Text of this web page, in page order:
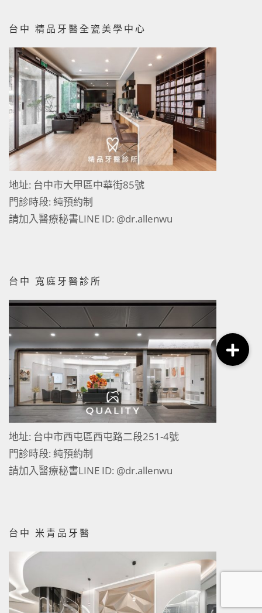
台中 精品牙醫全瓷美學中心
地址: 台中市大甲區中華街85號
門診時段: 純預約制
請加入醫療秘書LINE ID: @dr.allenwu
台中 寬庭牙醫診所
地址: 台中市西屯區西屯路二段251-4號
門診時段: 純預約制
請加入醫療秘書LINE ID: @dr.allenwu
台中 米青品牙醫